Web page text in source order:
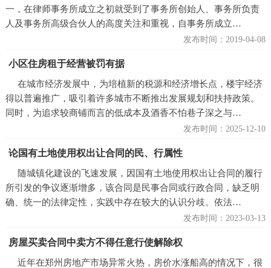
一，在律师事务所成立之初就受到了事务所创始人、事务所负责
人及事务所高级合伙人的高度关注和重视，自事务所成立…
发布时间：2019-04-08
小区住房租于经营被罚有据
在城市经济发展中，为培植新的税源和经济增长点，楼宇经济
得以普遍推广，吸引着许多城市不断推出发展规划和扶持政策。
同时，为追求较商铺而言的低成本及酒香不怕巷子深之与…
发布时间：2025-12-10
论国有土地使用权出让合同的民、行属性
随城镇化建设的飞速发展，因国有土地使用权出让合同的履行
所引发的争议逐渐增多，该合同是民事合同或行政合同，缺乏明
确、统一的法律定性，实践中存在较大的认识分歧。依法…
发布时间：2023-03-13
房屋买卖合同中卖方不得任意行使解除权
近年在郑州房地产市场异常火热，房价水涨船高的情况下，很